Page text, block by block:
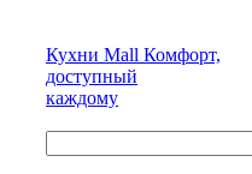
Кухни Mall Комфорт,
доступный
каждому